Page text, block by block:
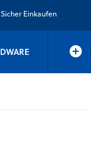
Sicher Einkaufen